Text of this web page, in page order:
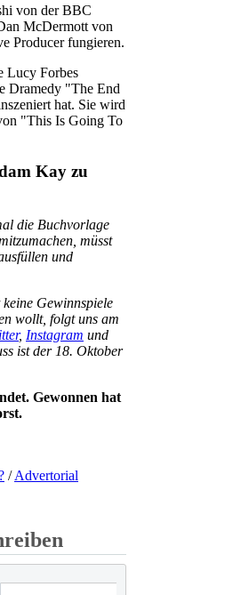
von der BBC
McDermott von
Producer fungieren.
Lucy Forbes
Dramedy "The End
hat. Sie wird
"This Is Going To
Kay zu
die Buchvorlage
müsst
und
Gewinnspiele
wollt, folgt uns am
, Instagram und
ist der 18. Oktober
Gewonnen hat
/Advertorial